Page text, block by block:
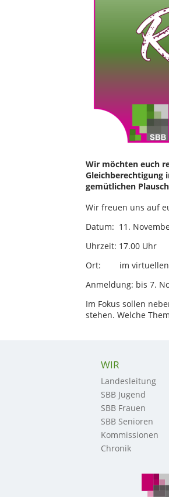
Wir möchten euch
Gleichberechtigung
gemütlichen
Wir freuen uns auf
Datum: 11.
Uhrzeit: 17.00 Uhr
Ort: im virtuellen
Anmeldung: bis 7.
Im Fokus sollen
stehen. Welche
WIR
Landesleitung
SBB Jugend
SBB Frauen
SBB Senioren
Kommissionen
Chronik